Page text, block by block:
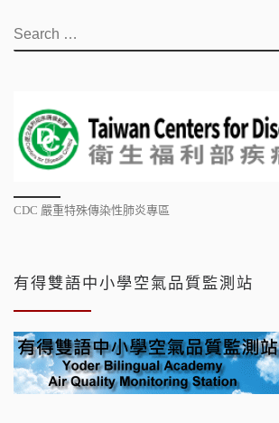
SEARCH
CDC 嚴重特殊傳染性肺炎專區
有得雙語中小學空氣品質監測站